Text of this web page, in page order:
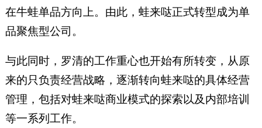
在牛蛙单品方向上。由此，蛙来哒正式转型成为单
品聚焦型公司。
与此同时，罗清的工作重心也开始有所转变，从原
来的只负责经营战略，逐渐转向蛙来哒的具体经营
管理，包括对蛙来哒商业模式的探索以及内部培训
等一系列工作。